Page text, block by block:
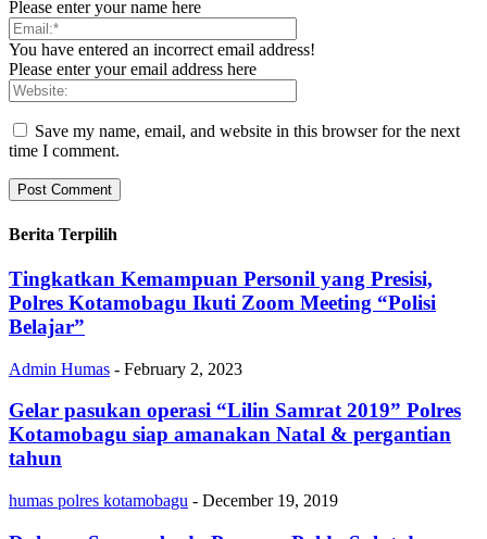
Please enter your name here
You have entered an incorrect email address!
Please enter your email address here
Save my name, email, and website in this browser for the next
time I comment.
Berita Terpilih
Tingkatkan Kemampuan Personil yang Presisi,
Polres Kotamobagu Ikuti Zoom Meeting “Polisi
Belajar”
Admin Humas - February 2, 2023
Gelar pasukan operasi “Lilin Samrat 2019” Polres
Kotamobagu siap amanakan Natal & pergantian
tahun
humas polres kotamobagu - December 19, 2019